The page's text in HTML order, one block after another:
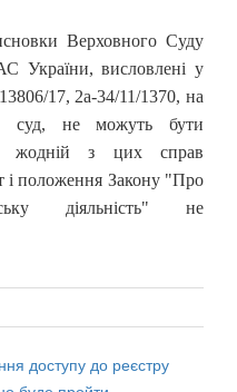
Верховного Суду
України, висловлені у
17, 2а-34/11/1370, на
суд, не можуть бути
жодній з цих справ
і положення Закону "Про
діяльність" не
доступу до реєстру